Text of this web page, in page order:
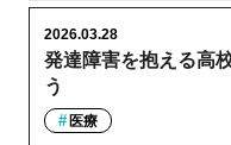
発達障害を抱える高
う
2026.03.28
医療